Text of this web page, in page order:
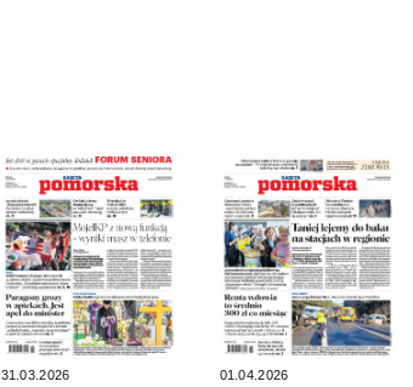
31.03.2026 01.04.2026